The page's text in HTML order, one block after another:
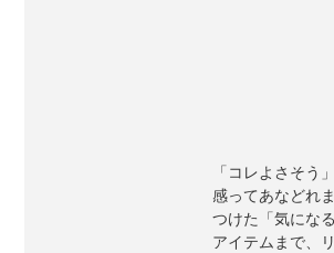
「コレよさそう
感ってあなどれ
つけた「気にな
アイテムまで、